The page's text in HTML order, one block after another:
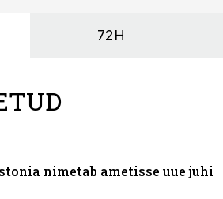
72H
nimetab ametisse uue juhi